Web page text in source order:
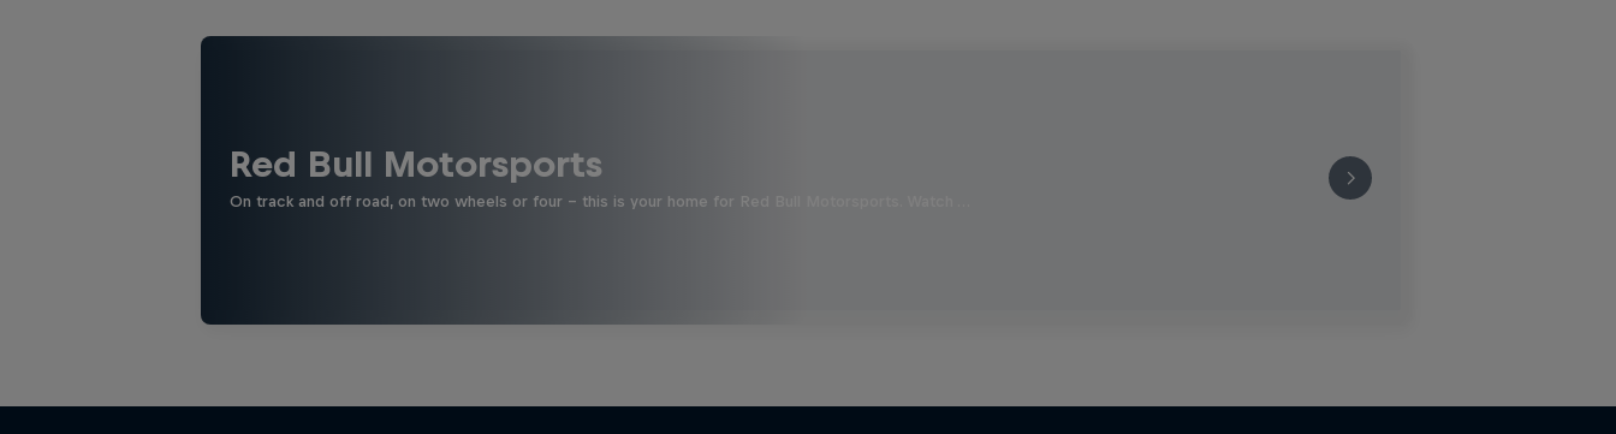
Red Bull Motorsports
On track and off road, on two wheels or four - this is your home for Red Bull Motorsports. Watch …